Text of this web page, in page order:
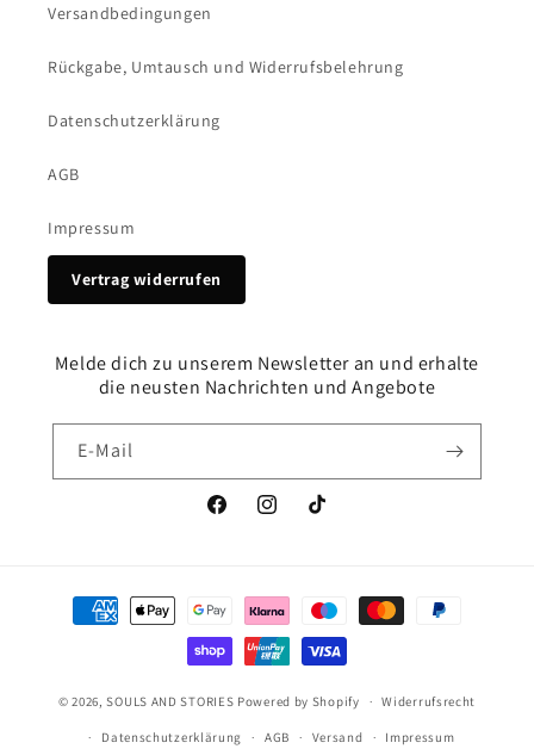
Versandbedingungen
Rückgabe, Umtausch und Widerrufsbelehrung
Datenschutzerklärung
AGB
Impressum
Vertrag widerrufen
Melde dich zu unserem Newsletter an und erhalte
die neusten Nachrichten und Angebote
E-Mail
FacebookInstagramTikTok
Zahlungsmethoden
© 2026,SOULS AND STORIES Powered by Shopify Widerrufsrecht
Datenschutzerklärung AGB Versand Impressum